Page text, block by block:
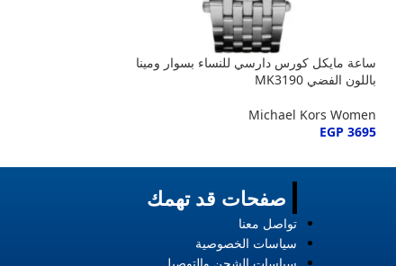
ساعة مايكل كورس دارسي للنساء بسوار ومينا
باللون الفضي MK3190
Michael Kors Women
EGP 3695
صفحات قد تهمك
تواصل معنا
سياسات الخصوصية